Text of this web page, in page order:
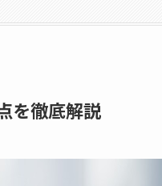
を徹底解説